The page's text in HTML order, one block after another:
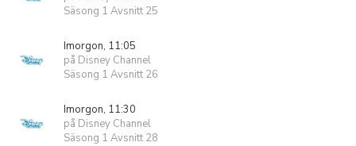
Säsong 1 Avsnitt 25
Imorgon, 11:05
på Disney Channel
Säsong 1 Avsnitt 26
Imorgon, 11:30
på Disney Channel
Säsong 1 Avsnitt 28